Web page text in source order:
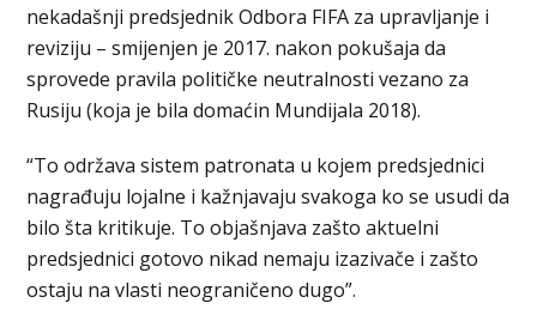
nekadašnji predsjednik Odbora FIFA za upravljanje i
reviziju – smijenjen je 2017. nakon pokušaja da
sprovede pravila političke neutralnosti vezano za
Rusiju (koja je bila domaćin Mundijala 2018).
“To održava sistem patronata u kojem predsjednici
nagrađuju lojalne i kažnjavaju svakoga ko se usudi da
bilo šta kritikuje. To objašnjava zašto aktuelni
predsjednici gotovo nikad nemaju izazivače i zašto
ostaju na vlasti neograničeno dugo”.